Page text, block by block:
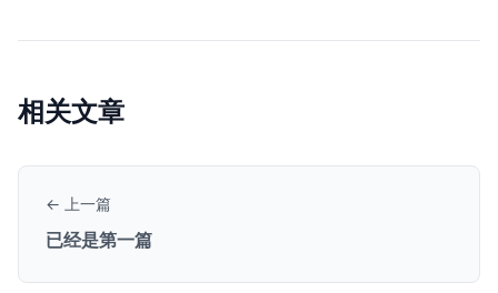
相关文章
← 上一篇
已经是第一篇